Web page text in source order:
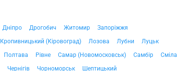
Дніпро Дрогобич Житомир
Запоріжжя
Кропивницький (Кіровоград) Лозова Лубни
Луцьк
Полтава Рівне Самар (Новомосковськ) Самбір
Сміла
Чернігів Чорноморськ Шептицький